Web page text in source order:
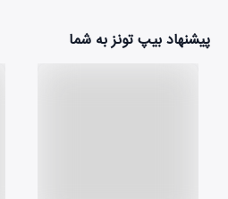
پیشنهاد بیپ تونز به شما